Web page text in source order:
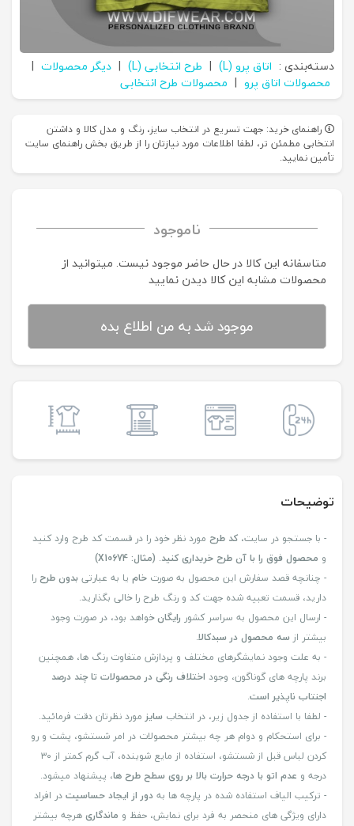
دسته‌بندی : اتاق پرو (L) | طرح انتخابی (L) | دیگر محصولات |
محصولات اتاق پرو | محصولات طرح انتخابی
راهنمای خرید: جهت تسریع در انتخاب سایز، رنگ و مدل کالا و داشتن
انتخابی مطمئن تر، لطفا اطلاعات مورد نیازتان را از طریق بخش راهنمای سایت
تأمین نمایید.
ناموجود
متاسفانه این کالا در حال حاضر موجود نیست. می‍توانید از
محصولات مشابه این کالا دیدن نمایید
موجود شد به من اطلاع بده
توضیحات
- با جستجو در سایت، کد طرح مورد نظر خود را در قسمت کد طرح وارد کنید
و محصول فوق را با آن طرح خریداری کنید. (مثال: X10674)
- چنانچه قصد سفارش این محصول به صورت خام یا به عبارتیبدون طرحرا
دارید، قسمت تعبیه شده جهت کد و رنگ طرح را خالی بگذارید.
- ارسال این محصول به سراسر کشور رایگانخواهد بود، در صورت وجود
بیشتر از سه محصول در سبدکالا.
- به علت وجود نمایشگرهای مختلف و پردازش متفاوت رنگ ها، همچنین
برند پارچه های گوناگون، وجود اختلاف رنگی در محصولات تا چند درصد
اجنتاب ناپذیر است.
- لطفا با استفاده از جدول زیر، در انتخاب سایز مورد نظرتان دقت فرمائید.
- برای استحکام و دوام هر چه بیشتر محصولات در امر شستشو، پشت و رو
کردن لباس قبل از شستشو، استفاده از مایع شوینده، آب گرم کمتر از ۳۰
درجه و عدم اتو با درجه حرارت بالا بر روی سطح طرح ها، پیشنهاد میشود.
- ترکیب الیاف استفاده شده در پارچه ها بهدور از ایجاد حساسیتدر افراد
دارای ویژگی های منحصر به فرد برای نمایش، حفظ و ماندگاریهرچه بیشتر